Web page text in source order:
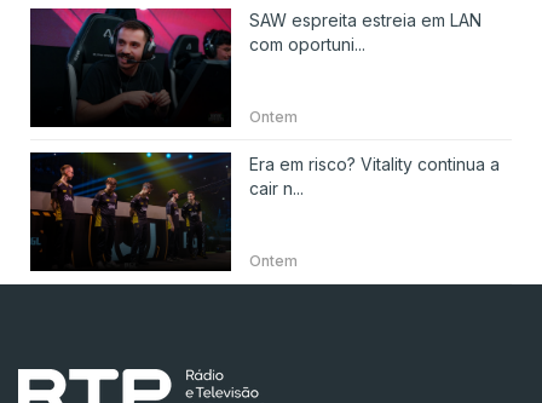
SAW espreita estreia em LAN
com oportuni...
Ontem
Era em risco? Vitality continua a
cair n...
Ontem